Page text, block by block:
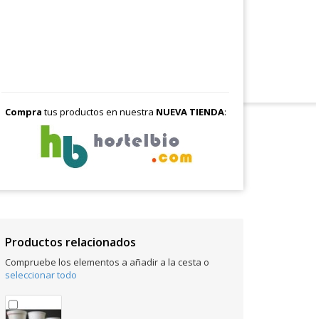
Compra tus productos en nuestra NUEVA TIENDA:
Productos relacionados
Compruebe los elementos a añadir a la cesta o
seleccionar todo